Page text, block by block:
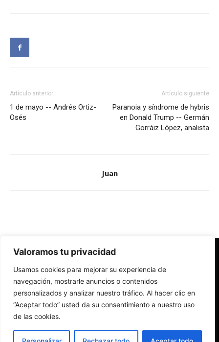
Valoramos tu privacidad
Usamos cookies para mejorar su experiencia de
navegación, mostrarle anuncios o contenidos
personalizados y analizar nuestro tráfico. Al hacer clic en
“Aceptar todo” usted da su consentimiento a nuestro uso
de las cookies.
Artículo anterior
1 de mayo -- Andrés Ortiz-
Osés
Artículo siguiente
Paranoia y síndrome de hybris
en Donald Trump -- Germán
Gorráiz López, analista
Juan
Redes Cristianas
Una mirada alternativa sobre la Iglesia católica y la sociedad
- Colectivos de Redes Cristianas